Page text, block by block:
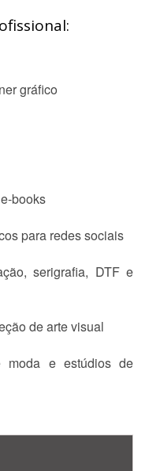
gráfico
books
para redes sociais
serigrafia, DTF e
de arte visual
moda e estúdios de